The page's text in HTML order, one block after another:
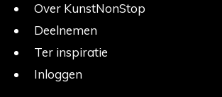
Over KunstNonStop
Deelnemen
Ter inspiratie
Inloggen